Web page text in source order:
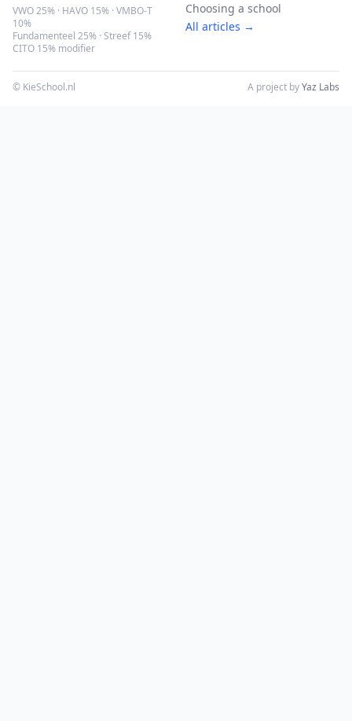
VWO 25% · HAVO 15% · VMBO-T
10%
Fundamenteel 25% · Streef 15%
CITO 15% modifier
Choosing a school
All articles →
© KieSchool.nl A project byYaz Labs